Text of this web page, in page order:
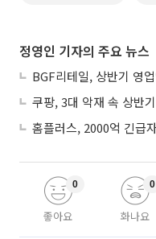
정영인 기자의 주요 뉴스
좋아요
0
화나요
0